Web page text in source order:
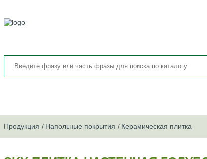
Продукция Напольные покрытия Керамическая плитка